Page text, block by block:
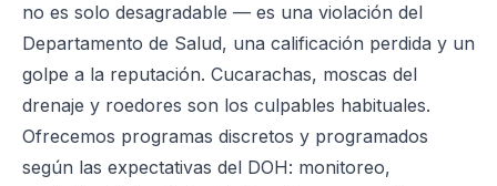
no es solo desagradable — es una violación del
Departamento de Salud, una calificación perdida y un
golpe a la reputación. Cucarachas, moscas del
drenaje y roedores son los culpables habituales.
Ofrecemos programas discretos y programados
según las expectativas del DOH: monitoreo,